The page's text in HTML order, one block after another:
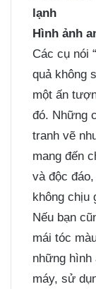
lạnh
Hình ảnh
Các cụ nói
quả không
một ấn
đó. Những
tranh vẽ
mang đến
và độc
không chịu
Nếu bạn
mái tóc
những hình
máy, sử